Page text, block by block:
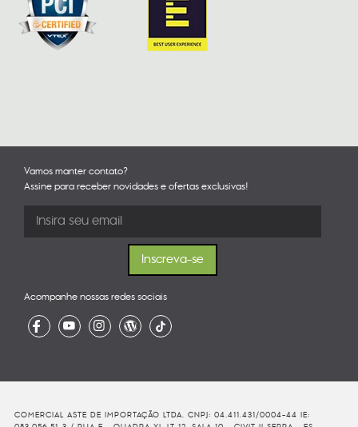
Vamos manter contato?
Assine para receber novidades e ofertas exclusivas!
Acompanhe nossas redes sociais
COMERCIAL ASTE DE IMPORTAÇÃO LTDA. CNPJ: 04.411.431/0004-44 IE: